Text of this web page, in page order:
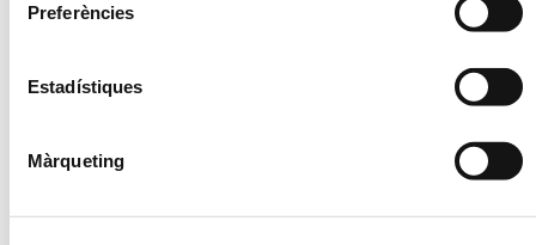
Preferències
Estadístiques
Màrqueting
Cinc dels nostres productes reben